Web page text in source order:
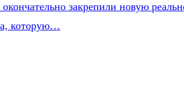
закрепили новую
которую…